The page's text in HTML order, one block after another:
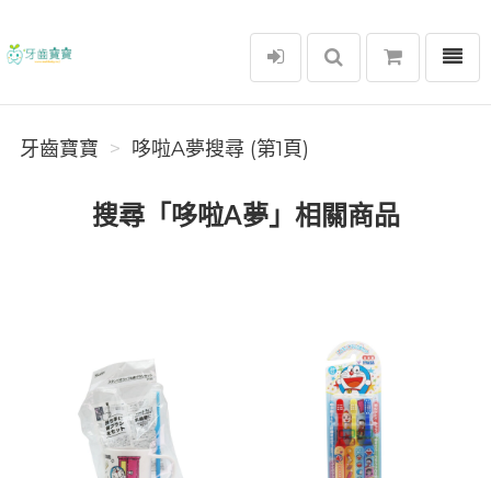
牙齒寶寶
選單
牙齒寶寶 哆啦A夢搜尋 (第1頁)
搜尋「哆啦A夢」相關商品